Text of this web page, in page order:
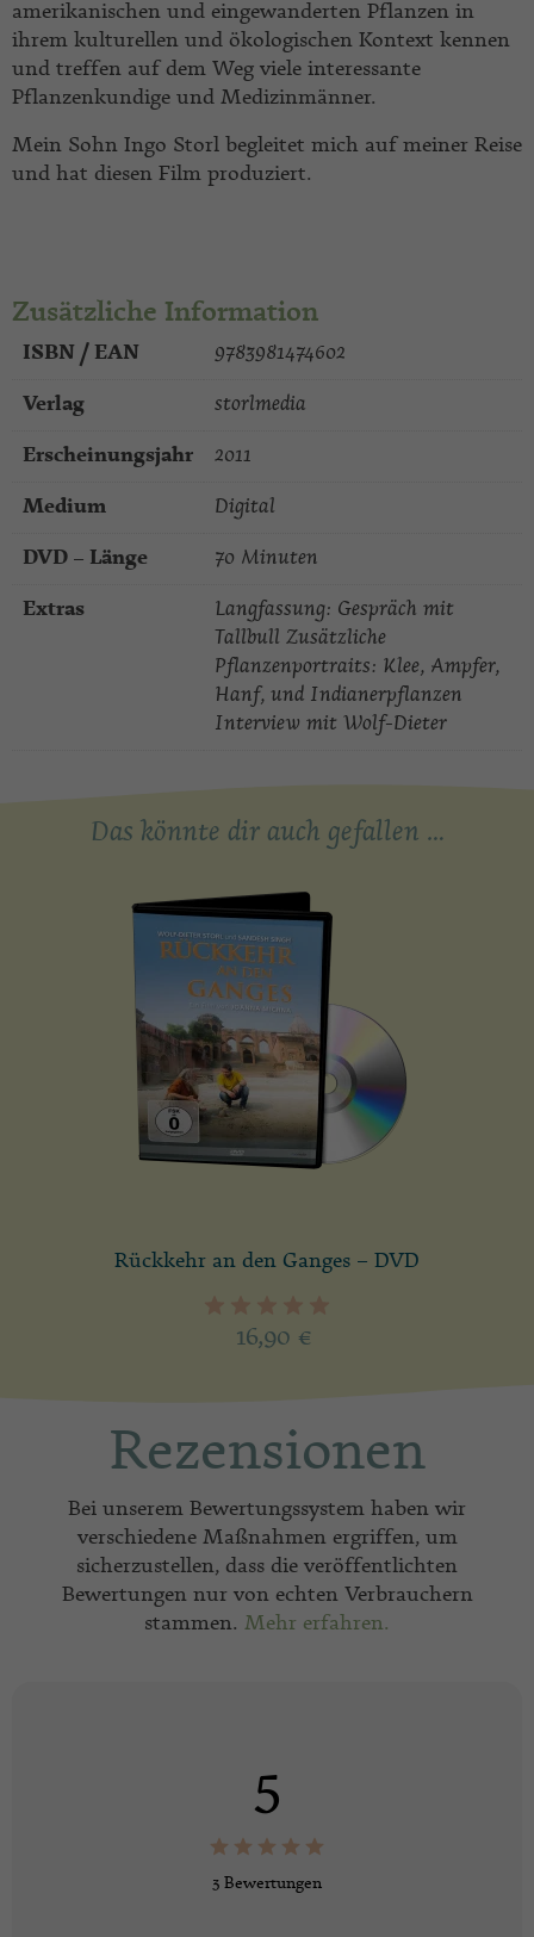
amerikanischen und eingewanderten Pflanzen in
ihrem kulturellen und ökologischen Kontext kennen
und treffen auf dem Weg viele interessante
Pflanzenkundige und Medizinmänner.
Mein Sohn Ingo Storl begleitet mich auf meiner Reise
und hat diesen Film produziert.
Zusätzliche Information
ISBN / EAN 9783981474602
Verlag storlmedia
Erscheinungsjahr 2011
Medium Digital
DVD – Länge 70 Minuten
Extras
Langfassung: Gespräch mit
Tallbull Zusätzliche
Pflanzenportraits: Klee, Ampfer,
Hanf, und Indianerpflanzen
Interview mit Wolf-Dieter
Das könnte dir auch gefallen …
Rückkehr an den Ganges – DVD
16,90 €
Rezensionen
Bei unserem Bewertungssystem haben wir
verschiedene Maßnahmen ergriffen, um
sicherzustellen, dass die veröffentlichten
Bewertungen nur von echten Verbrauchern
stammen. Mehr erfahren.
5
3 Bewertungen